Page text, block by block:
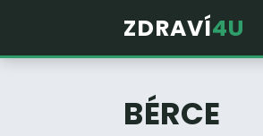
ZDRAVÍ4U
BÉRCE